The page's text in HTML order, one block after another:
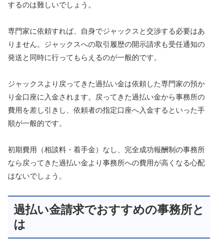
するのは難しいでしょう。
専門家に依頼すれば、自身でジャックスと交渉する必要はあ
りません。ジャックスへの取引履歴の開示請求も受任通知の
発送と同時に行ってもらえるのが一般的です。
ジャックスより戻ってきた過払い金は依頼した専門家の預か
り金口座に入金されます。戻ってきた過払い金から事務所の
費用を差し引きし、依頼者の指定口座へ入金するといった手
順が一般的です。
初期費用（相談料・着手金）なし、完全成功報酬制の事務所
なら戻ってきた過払い金より事務所への費用が高くなる心配
はないでしょう。
過払い金請求でおすすめの事務所と
は